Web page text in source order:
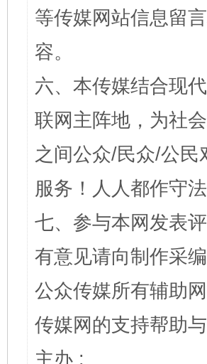
等传媒网站信息留
容。
六、本传媒结合现
联网主阵地，为社
之间公众/民众/公
服务！人人都作守法
七、参与本网发表
有意见请向制作采
公众传媒所有辅助
传媒网的支持帮助
主办 :